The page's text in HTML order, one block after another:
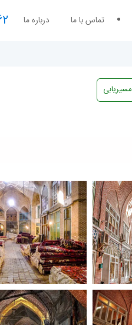
تماس با ما درباره ما
مسیریابی